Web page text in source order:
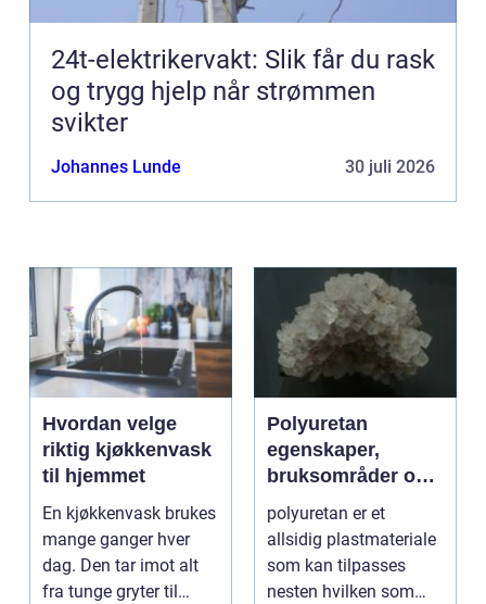
24t-elektrikervakt: Slik får du rask
og trygg hjelp når strømmen
svikter
Johannes Lunde 30 juli 2026
Hvordan velge
riktig kjøkkenvask
til hjemmet
En kjøkkenvask brukes
mange ganger hver
dag. Den tar imot alt
fra tunge gryter til
Polyuretan
egenskaper,
bruksområder og
fordeler i
industrien
polyuretan er et
allsidig plastmateriale
som kan tilpasses
nesten hvilken som